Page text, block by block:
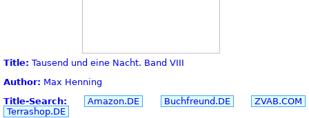
Title: Tausend und eine Nacht. Band VIII
Author: Max Henning
Title-Search:
Amazon.DE Buchfreund.DE
ZVAB.COM
Terrashop.DE